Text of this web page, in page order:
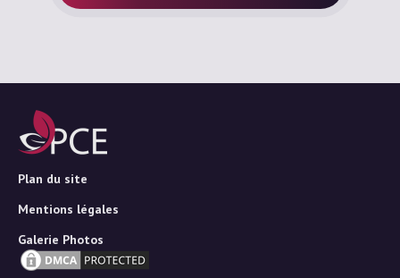
Plan du site
Mentions légales
Galerie Photos